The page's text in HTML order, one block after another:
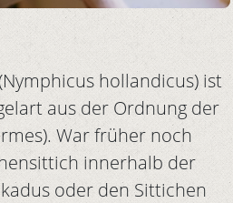
hollandicus) ist
aus der Ordnung der
War früher noch
innerhalb der
oder den Sittichen